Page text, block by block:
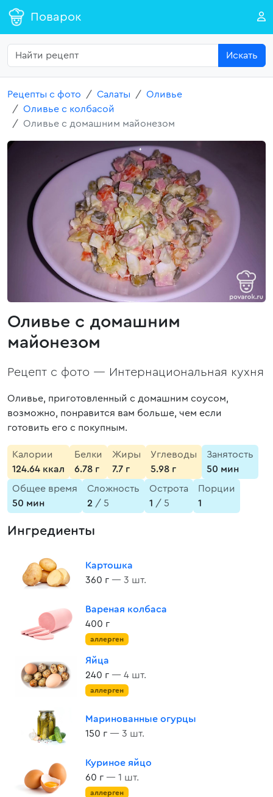
Поварок
Искать
Рецепты с фото Салаты
Оливье
Оливье с колбасой
Оливье с домашним майонезом
Оливье с домашним
майонезом
Рецепт с фото — Интернациональная кухня
Оливье, приготовленный с домашним соусом,
возможно, понравится вам больше, чем если
готовить его с покупным.
Калории
124.64 ккал
Белки
6.78 г
Жиры
7.7 г
Углеводы
5.98 г
Занятость
50 мин
Общее время
50 мин
Сложность
2 / 5
Острота
1 / 5
Порции
1
Ингредиенты
Картошка
360 г — 3 шт.
Вареная колбаса
400 г
аллерген
Яйца
240 г — 4 шт.
аллерген
Маринованные огурцы
150 г — 3 шт.
Куриное яйцо
60 г — 1 шт.
аллерген